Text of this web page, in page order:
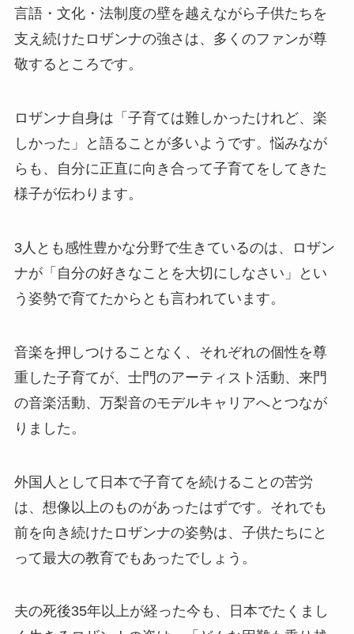
言語・文化・法制度の壁を越えながら子供たちを
支え続けたロザンナの強さは、多くのファンが尊
敬するところです。
ロザンナ自身は「子育ては難しかったけれど、楽
しかった」と語ることが多いようです。悩みなが
らも、自分に正直に向き合って子育てをしてきた
様子が伝わります。
3人とも感性豊かな分野で生きているのは、ロザン
ナが「自分の好きなことを大切にしなさい」とい
う姿勢で育てたからとも言われています。
音楽を押しつけることなく、それぞれの個性を尊
重した子育てが、士門のアーティスト活動、来門
の音楽活動、万梨音のモデルキャリアへとつなが
りました。
外国人として日本で子育てを続けることの苦労
は、想像以上のものがあったはずです。それでも
前を向き続けたロザンナの姿勢は、子供たちにと
って最大の教育でもあったでしょう。
夫の死後35年以上が経った今も、日本でたくまし